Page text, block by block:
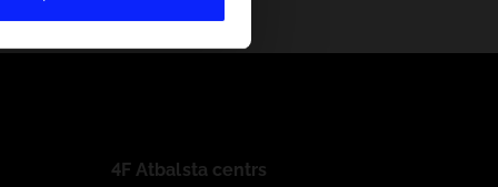
4F Atbalsta centrs